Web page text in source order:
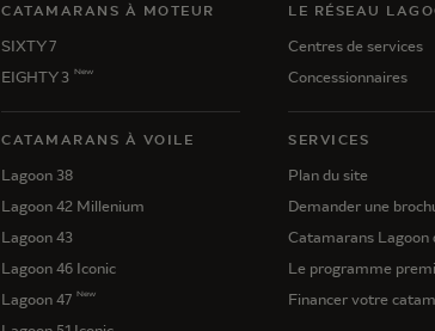
CATAMARANS À MOTEUR
SIXTY 7
EIGHTY 3 New
CATAMARANS À VOILE
Lagoon 38
Lagoon 42 Millenium
Lagoon 43
Lagoon 46 Iconic
Lagoon 47 New
LE RÉSEAU
Centres de services
Concessionnaires
SERVICES
Plan du site
Demander une
Catamarans Lagoon
Le programme
Financer votre